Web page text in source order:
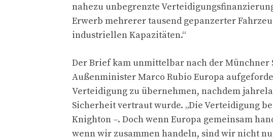
nahezu unbegrenzte
Erwerb mehrerer tausend gepanzerter
industriellen Kapazitäten.“
Der Brief kam unmittelbar nach der Münchner
Außenminister Marco Rubio Europa
Verteidigung zu übernehmen, nachdem
Sicherheit vertraut wurde. „Die Verteidigung
Knighton –. Doch wenn Europa gemeinsam
wenn wir zusammen handeln, sind wir nicht